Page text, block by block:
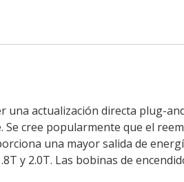
una actualización directa plug-
cree popularmente que el
una mayor salida de
y 2.0T. Las bobinas de